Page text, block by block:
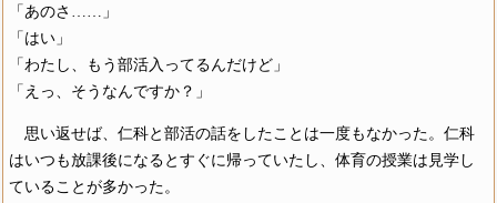
「あのさ……」
「はい」
「わたし、もう部活入ってるんだけど」
「えっ、そうなんですか？」
思い返せば、仁科と部活の話をしたことは一度もなかった。仁科
はいつも放課後になるとすぐに帰っていたし、体育の授業は見学し
ていることが多かった。